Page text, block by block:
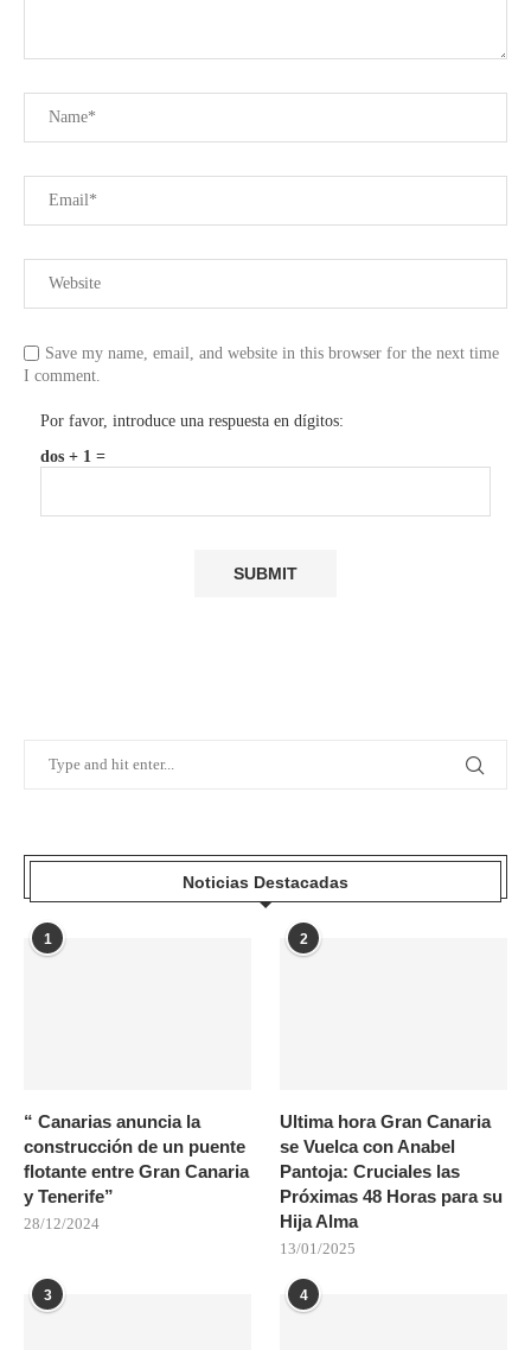
Save my name, email, and website in this browser for the next time
I comment.
Por favor, introduce una respuesta en dígitos:
dos + 1 =
Noticias Destacadas
1
“ Canarias anuncia la
construcción de un puente
flotante entre Gran Canaria
y Tenerife”
28/12/2024
2
Ultima hora Gran Canaria
se Vuelca con Anabel
Pantoja: Cruciales las
Próximas 48 Horas para su
Hija Alma
13/01/2025
3 4